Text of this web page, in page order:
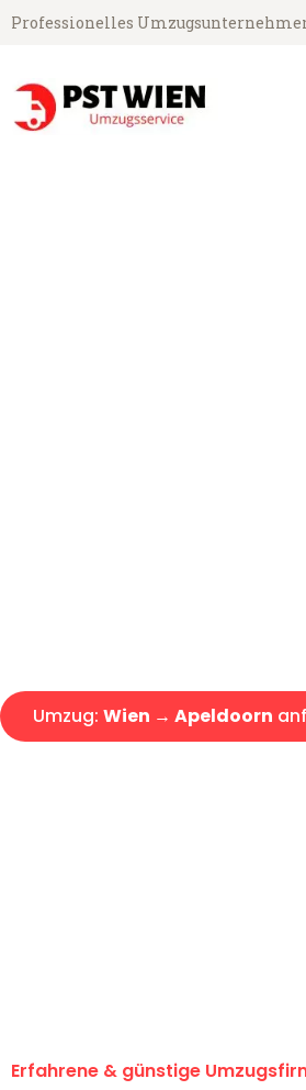
Professionelles
Umzug: Wien → Apeldoorn
Erfahrene & günstige